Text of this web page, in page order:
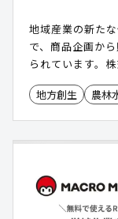
地域産業の新た
で、商品企画か
られています。
ュースチームは
力で魅力的なカ
地方創生 農林